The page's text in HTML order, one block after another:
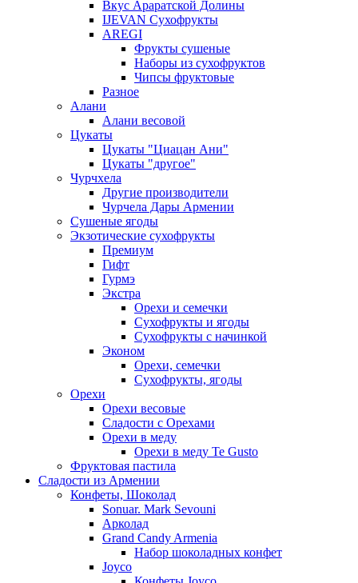
Вкус Араратской Долины
IJEVAN Сухофрукты
AREGI
Фрукты сушеные
Наборы из сухофруктов
Чипсы фруктовые
Разное
Алани
Алани весовой
Цукаты
Цукаты "Циацан Ани"
Цукаты "другое"
Чурчхела
Другие производители
Чурчела Дары Армении
Сушеные ягоды
Экзотические сухофрукты
Премиум
Гифт
Гурмэ
Экстра
Орехи и семечки
Сухофрукты и ягоды
Сухофрукты с начинкой
Эконом
Орехи, семечки
Сухофрукты, ягоды
Орехи
Орехи весовые
Сладости с Орехами
Орехи в меду
Орехи в меду Te Gusto
Фруктовая пастила
Сладости из Армении
Конфеты, Шоколад
Sonuar. Mark Sevouni
Арколад
Grand Candy Armenia
Набор шоколадных конфет
Joyco